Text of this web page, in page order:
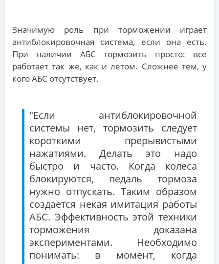
Значимую роль при торможении играет
антиблокировочная система, если она есть.
При наличии АБС тормозить просто: все
работает так же, как и летом. Сложнее тем, у
кого АБС отсутствует.
"Если антиблокировочной
системы нет, тормозить следует
короткими прерывистыми
нажатиями. Делать это надо
быстро и часто. Когда колеса
блокируются, педаль тормоза
нужно отпускать. Таким образом
создается некая имитация работы
АБС. Эффективность этой техники
торможения доказана
экспериментами. Необходимо
понимать: в момент, когда